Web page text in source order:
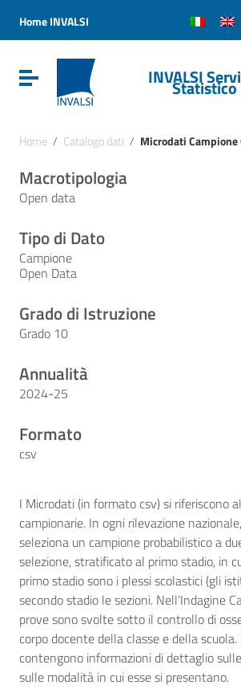
Vai al menu di navigazione
Vai al footer
Home INVALSI
Attiva / disattiva la navigazione
INVALSI
Statistico
Home / Catalogo dati / Microdati
Macrotipologia
Open data
Tipo di Dato
Campione
Open Data
Grado di Istruzione
Grado 10
Annualità
2024-25
Formato
csv
I Microdati (in formato csv) si riferiscono
campionarie. In ogni rilevazione
seleziona un campione probabilistico a
selezione, stratificato al primo stadio, in
primo stadio sono i plessi scolastici (gli
secondo stadio le sezioni. Nell’Indagine
prove sono svolte sotto il controllo di
corpo docente della classe e della
contengono informazioni di dettaglio
sulle modalità in cui esse si presentano.